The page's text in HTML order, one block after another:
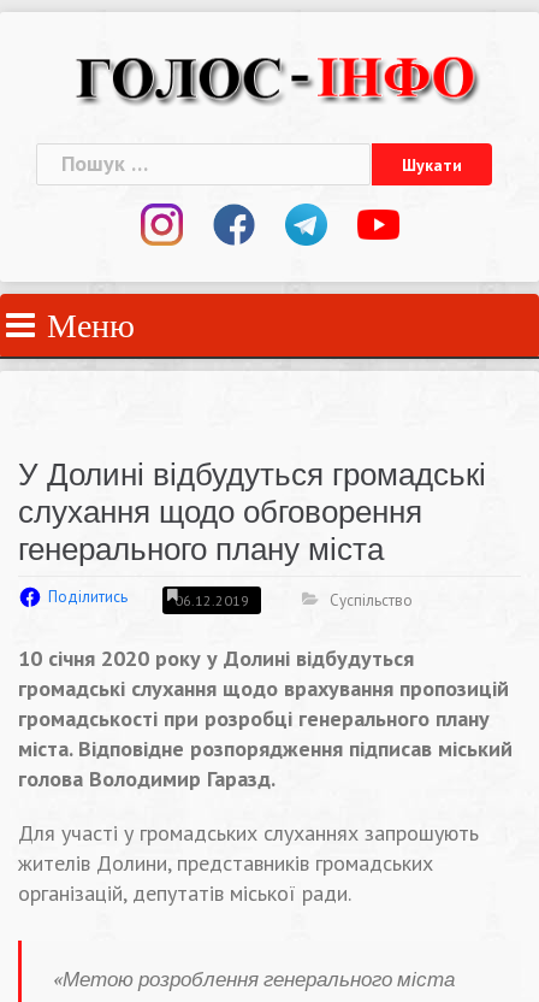
Пошук:
Меню
У Долині відбудуться громадські
слухання щодо обговорення
генерального плану міста
Поділитись 06.12.2019 Суспільство
10 січня 2020 року у Долині відбудуться
громадські слухання щодо врахування пропозицій
громадськості при розробці генерального плану
міста. Відповідне розпорядження підписав міський
голова Володимир Гаразд.
Для участі у громадських слуханнях запрошують
жителів Долини, представників громадських
організацій, депутатів міської ради.
«Метою розроблення генерального міста